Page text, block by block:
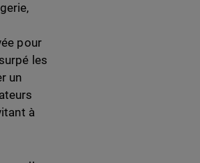
pour
les
un
à